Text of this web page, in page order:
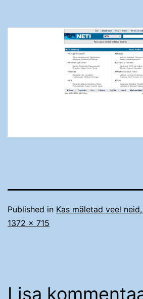
Published in Kas mäletad veel
Täissuurus
1372 × 715
Lisa